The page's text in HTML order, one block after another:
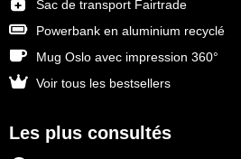
Sac de transport Fairtrade
Powerbank en aluminium recyclé
Mug Oslo avec impression 360°
Voir tous les bestsellers
Les plus consultés